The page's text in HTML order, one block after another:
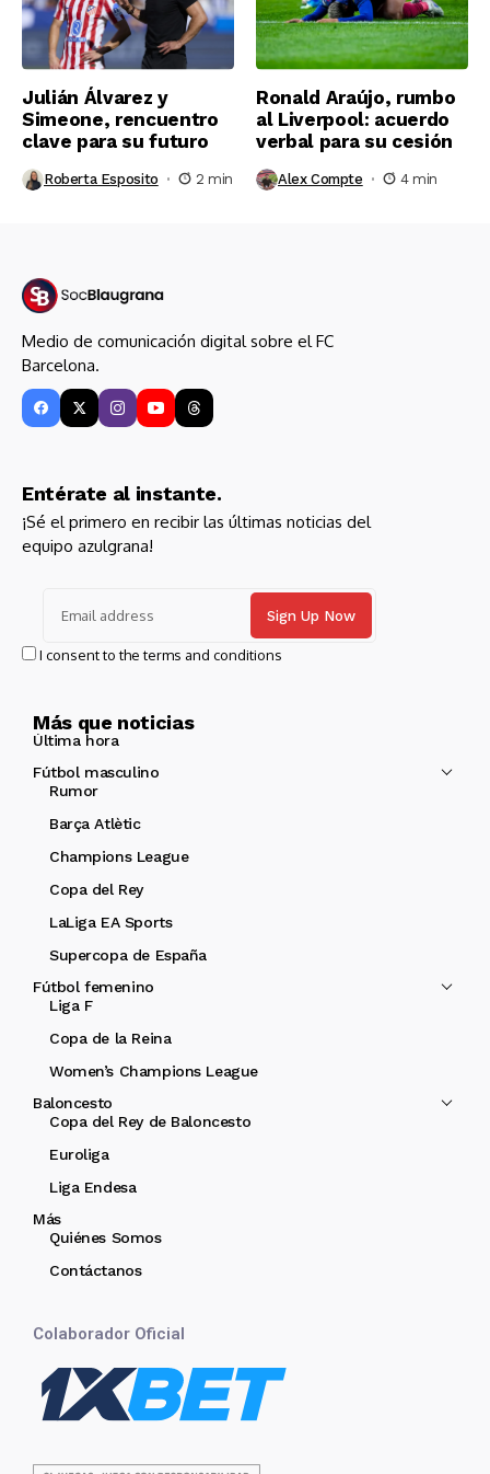
Julián Álvarez y
Simeone, rencuentro
clave para su futuro
Roberta Esposito 2 min
Ronald Araújo, rumbo
al Liverpool: acuerdo
verbal para su cesión
Alex Compte 4 min
Medio de comunicación digital sobre el FC
Barcelona.
Entérate al instante.
¡Sé el primero en recibir las últimas noticias del
equipo azulgrana!
I consent to the terms and conditions
Más que noticias
Última hora
Fútbol masculino
Rumor
Barça Atlètic
Champions League
Copa del Rey
LaLiga EA Sports
Supercopa de España
Fútbol femenino
Liga F
Copa de la Reina
Women’s Champions League
Baloncesto
Copa del Rey de Baloncesto
Euroliga
Liga Endesa
Más
Quiénes Somos
Contáctanos
Colaborador Oficial